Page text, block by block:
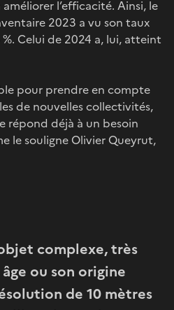
l’efficacité. Ainsi, le
2023 a vu son taux
Celui de 2024 a, lui, atteint
pour prendre en compte
de nouvelles collectivités,
répond déjà à un besoin
le souligne Olivier Queyrut,
complexe, très
ou son origine
de 10 mètres